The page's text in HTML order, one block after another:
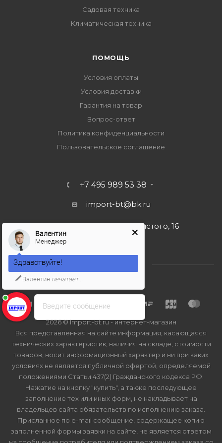
Садовая техника
Климатическая техника
ПОМОЩЬ
Условия оплаты
Условия доставки
Гарантия на товар
Вопрос-ответ
Политика конфиденциальности
Пользовательское соглашение
+7 495 989 53 38
import-bt@bk.ru
г. Москва, ул. Льва Толстого, 16
2026 © Import-bt.ru - интернет-магазин
Вся представленная на сайте информация, касающаяся
технических характеристик, наличия на складе, стоимости
товаров, носит информационный характер и ни при каких
условиях не является публичной офертой, определяемой
положениями Статьи 437(2) Гражданского кодекса РФ.
Нажатие на кнопку "купить", а также последующее
заполнение тех или иных форм, не накладывает на
владельцев сайта обязательств по исполнению заказа.
Присланное по e-mail сообщение, содержащее копию
заполненной формы заявки на сайте, не является ответом
Введите сообщение
Валентин
Менеджер
Здравствуйте!
Валентин печатает...